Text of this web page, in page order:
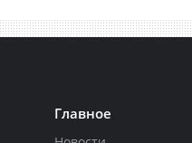
Главное